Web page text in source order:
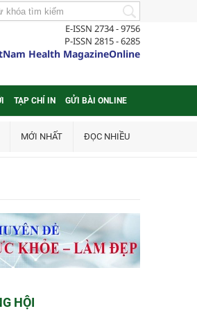
E-ISSN 2734 - 9756
P-ISSN 2815 - 6285
Health MagazineOnline
TẠP CHÍ IN GỬI BÀI ONLINE
MỚI NHẤT ĐỌC NHIỀU
HỘI